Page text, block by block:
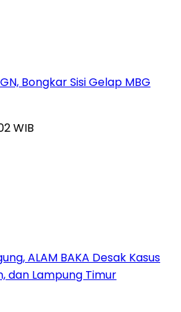
Bongkar Sisi Gelap MBG
WIB
ALAM BAKA Desak Kasus
dan Lampung Timur